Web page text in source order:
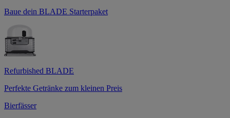
Baue dein BLADE Starterpaket
Refurbished BLADE
Perfekte Getränke zum kleinen Preis
Bierfässer